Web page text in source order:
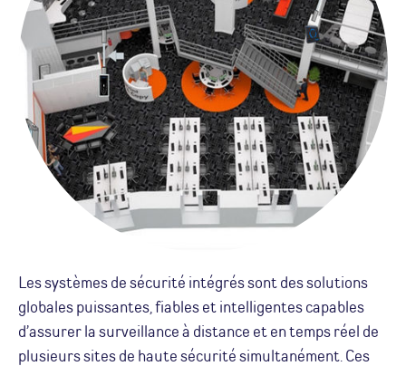
Les systèmes de sécurité intégrés sont des solutions
globales puissantes, fiables et intelligentes capables
d’assurer la surveillance à distance et en temps réel de
plusieurs sites de haute sécurité simultanément. Ces